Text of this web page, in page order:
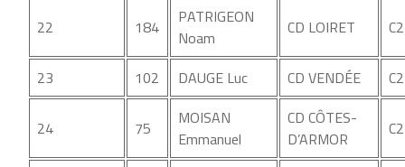
22 184
PATRIGEON
Noam
CD LOIRET C2
23 102 DAUGE Luc CD VENDÉE C2
24 75
MOISAN
Emmanuel
CD CÔTES-
D’ARMOR
C2